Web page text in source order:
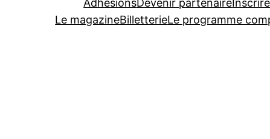
AdhésionsDevenir partenaire
Le magazineBilletterieLe programme